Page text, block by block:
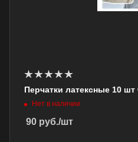
Перчатки латексные 10
Нет в наличии
90 руб./шт